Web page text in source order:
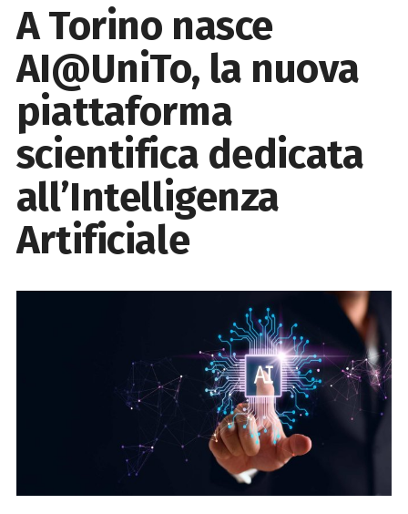
A Torino nasce
AI@UniTo, la nuova
piattaforma
scientifica dedicata
all’Intelligenza
Artificiale